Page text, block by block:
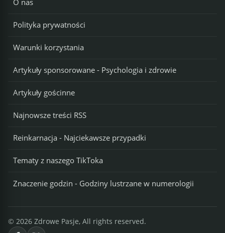
O nas
Polityka prywatności
Warunki korzystania
Artykuły sponsorowane - Psychologia i zdrowie
Artykuły gościnne
Najnowsze treści RSS
Reinkarnacja - Najciekawsze przypadki
Tematy z naszego TikToka
Znaczenie godzin - Godziny lustrzane w numerologii
© 2026 Zdrowe Pasje, All rights reserved.